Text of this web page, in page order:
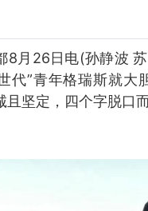
8月26日电(孙静波
代”青年格瑞斯就
坚定，四个字脱口而